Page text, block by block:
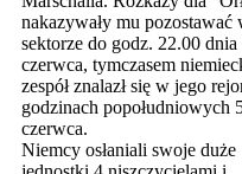
nakazywały mu pozostawać
sektorze do godz. 22.00 dnia
czerwca, tymczasem
zespół znalazł się w jego
godzinach popołudniowych
czerwca.
Niemcy osłaniali swoje duże